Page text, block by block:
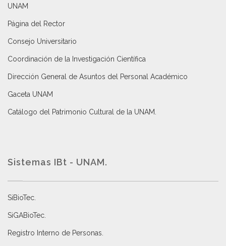
UNAM
Página del Rector
Consejo Universitario
Coordinación de la Investigación Científica
Dirección General de Asuntos del Personal Académico
Gaceta UNAM
Catálogo del Patrimonio Cultural de la UNAM.
Sistemas IBt - UNAM.
SiBioTec
SiGABioTec.
Registro Interno de Personas